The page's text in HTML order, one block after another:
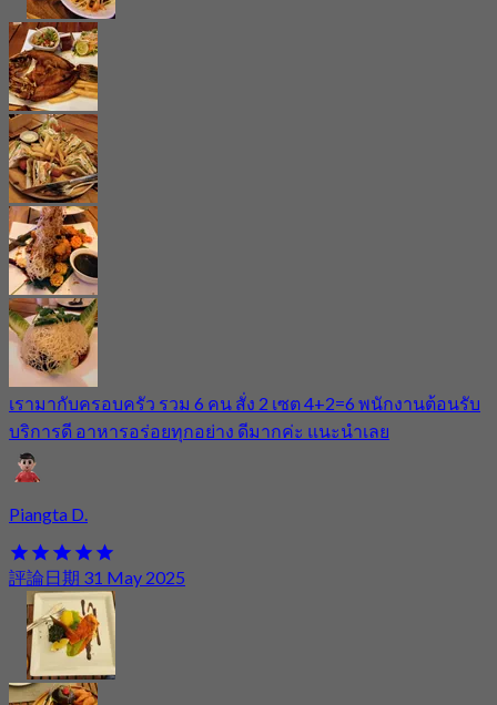
เรามากับครอบครัว รวม 6 คน สั่ง 2 เซต 4+2=6 พนักงานต้อนรับ
บริการดี อาหารอร่อยทุกอย่าง ดีมากค่ะ แนะนำเลย
Piangta D.
評論日期 31 May 2025